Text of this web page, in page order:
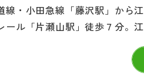
線・小田急線「藤沢駅」から
ール「片瀬山駅」徒歩７分。